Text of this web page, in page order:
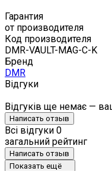
Гарантия
от производителя
Код производителя
DMR-VAULT-MAG-C-K
Бренд
DMR
Відгуки
Відгуків ще немає —
Написать отзыв
Всі відгуки 0
загальний рейтинг
Написать отзыв
Показать ещё